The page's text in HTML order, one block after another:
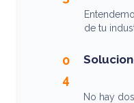
de tu
0
4
No hay